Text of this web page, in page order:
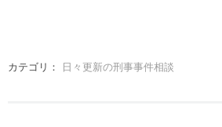
カテゴリ： 日々更新の刑事事件相談